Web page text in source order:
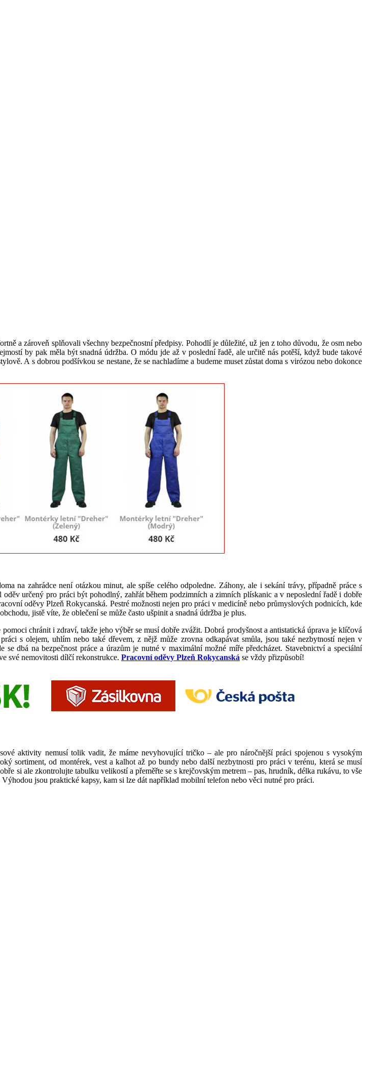
a zároveň splňovali všechny bezpečnostní předpisy. Pohodlí je důležité, už jen z toho důvodu, že osm nebo
by pak měla být snadná údržba. O módu jde až v poslední řadě, ale určitě nás potěší, když bude takové
A s dobrou podšívkou se nestane, že se nachladíme a budeme muset zůstat doma s virózou nebo dokonce
na zahrádce není otázkou minut, ale spíše celého odpoledne. Záhony, ale i sekání trávy, případně práce s
určený pro práci být pohodlný, zahřát během podzimních a zimních plískanic a v neposlední řadě i dobře
oděvy Plzeň Rokycanská. Pestré možnosti nejen pro práci v medicíně nebo průmyslových podnicích, kde
jistě víte, že oblečení se může často ušpinit a snadná údržba je plus.
chránit i zdraví, takže jeho výběr se musí dobře zvážit. Dobrá prodyšnost a antistatická úprava je klíčová
s olejem, uhlím nebo také dřevem, z nějž může zrovna odkapávat smůla, jsou také nezbytností nejen v
dbá na bezpečnost práce a úrazům je nutné v maximální možné míře předcházet. Stavebnictví a speciální
své nemovitosti dílčí rekonstrukce. Pracovní oděvy Plzeň Rokycanská se vždy přizpůsobí!
aktivity nemusí tolik vadit, že máme nevyhovující tričko – ale pro náročnější práci spojenou s vysokým
sortiment, od montérek, vest a kalhot až po bundy nebo další nezbytnosti pro práci v terénu, která se musí
si ale zkontrolujte tabulku velikostí a přeměřte se s krejčovským metrem – pas, hrudník, délka rukávu, to vše
jsou praktické kapsy, kam si lze dát například mobilní telefon nebo věci nutné pro práci.